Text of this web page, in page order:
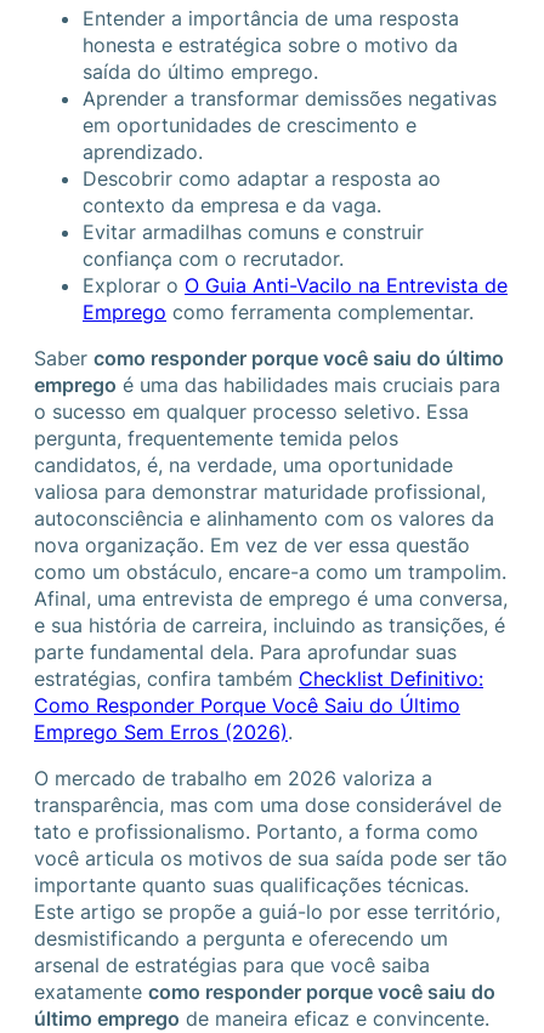
Entender a importância de uma resposta
honesta e estratégica sobre o motivo da
saída do último emprego.
Aprender a transformar demissões negativas
em oportunidades de crescimento e
aprendizado.
Descobrir como adaptar a resposta ao
contexto da empresa e da vaga.
Evitar armadilhas comuns e construir
confiança com o recrutador.
Explorar o O Guia Anti-Vacilo na Entrevista de
Emprego como ferramenta complementar.
Saber como responder porque você saiu do último
emprego é uma das habilidades mais cruciais para
o sucesso em qualquer processo seletivo. Essa
pergunta, frequentemente temida pelos
candidatos, é, na verdade, uma oportunidade
valiosa para demonstrar maturidade profissional,
autoconsciência e alinhamento com os valores da
nova organização. Em vez de ver essa questão
como um obstáculo, encare-a como um trampolim.
Afinal, uma entrevista de emprego é uma conversa,
e sua história de carreira, incluindo as transições, é
parte fundamental dela. Para aprofundar suas
estratégias, confira também Checklist Definitivo:
Como Responder Porque Você Saiu do Último
Emprego Sem Erros (2026).
O mercado de trabalho em 2026 valoriza a
transparência, mas com uma dose considerável de
tato e profissionalismo. Portanto, a forma como
você articula os motivos de sua saída pode ser tão
importante quanto suas qualificações técnicas.
Este artigo se propõe a guiá-lo por esse território,
desmistificando a pergunta e oferecendo um
arsenal de estratégias para que você saiba
exatamente como responder porque você saiu do
último emprego de maneira eficaz e convincente.